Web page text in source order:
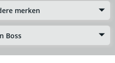
merken
Boss